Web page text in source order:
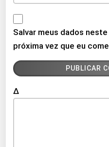
Salvar meus dados
próxima vez que eu
Δ